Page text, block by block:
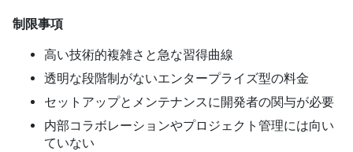
制限事項
高い技術的複雑さと急な習得曲線
透明な段階制がないエンタープライズ型の料金
セットアップとメンテナンスに開発者の関与が必要
内部コラボレーションやプロジェクト管理には向い
ていない